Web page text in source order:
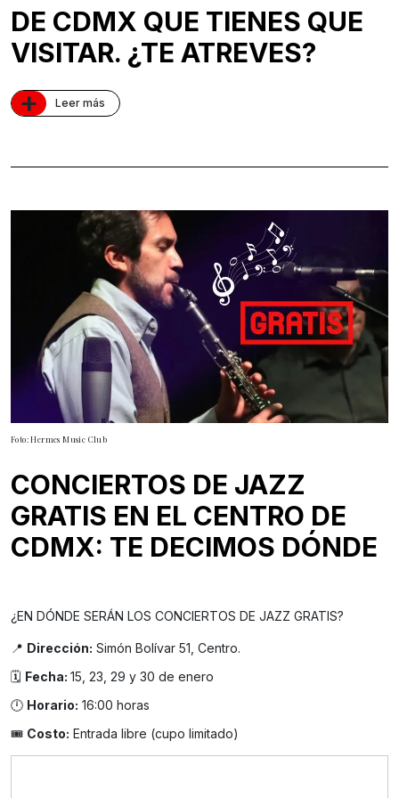
DE CDMX QUE TIENES QUE
VISITAR. ¿TE ATREVES?
+ Leer más
Foto: Hermes Music Club
CONCIERTOS DE JAZZ
GRATIS EN EL CENTRO DE
CDMX: TE DECIMOS DÓNDE
¿EN DÓNDE SERÁN LOS CONCIERTOS DE JAZZ GRATIS?
📍 Dirección: Simón Bolívar 51, Centro.
🗓️ Fecha: 15, 23, 29 y 30 de enero
🕛 Horario: 16:00 horas
🎟️ Costo: Entrada libre (cupo limitado)